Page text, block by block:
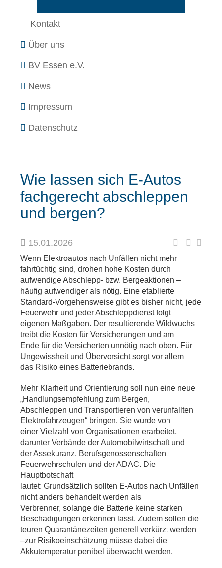
Kontakt
Über uns
BV Essen e.V.
News
Impressum
Datenschutz
Wie lassen sich E-Autos
fachgerecht abschleppen
und bergen?
15.01.2026
Wenn Elektroautos nach Unfällen nicht mehr
fahrtüchtig sind, drohen hohe Kosten durch
aufwendige Abschlepp- bzw. Bergeaktionen –
häufig aufwendiger als nötig. Eine etablierte
Standard-Vorgehensweise gibt es bisher nicht, jede
Feuerwehr und jeder Abschleppdienst folgt
eigenen Maßgaben. Der resultierende Wildwuchs
treibt die Kosten für Versicherungen und am
Ende für die Versicherten unnötig nach oben. Für
Ungewissheit und Übervorsicht sorgt vor allem
das Risiko eines Batteriebrands.
Mehr Klarheit und Orientierung soll nun eine neue
„Handlungsempfehlung zum Bergen,
Abschleppen und Transportieren von verunfallten
Elektrofahrzeugen“ bringen. Sie wurde von
einer Vielzahl von Organisationen erarbeitet,
darunter Verbände der Automobilwirtschaft und
der Assekuranz, Berufsgenossenschaften,
Feuerwehrschulen und der ADAC. Die
Hauptbotschaft
lautet: Grundsätzlich sollten E-Autos nach Unfällen
nicht anders behandelt werden als
Verbrenner, solange die Batterie keine starken
Beschädigungen erkennen lässt. Zudem sollen die
teuren Quarantänezeiten generell verkürzt werden
–zur Risikoeinschätzung müsse dabei die
Akkutemperatur penibel überwacht werden.